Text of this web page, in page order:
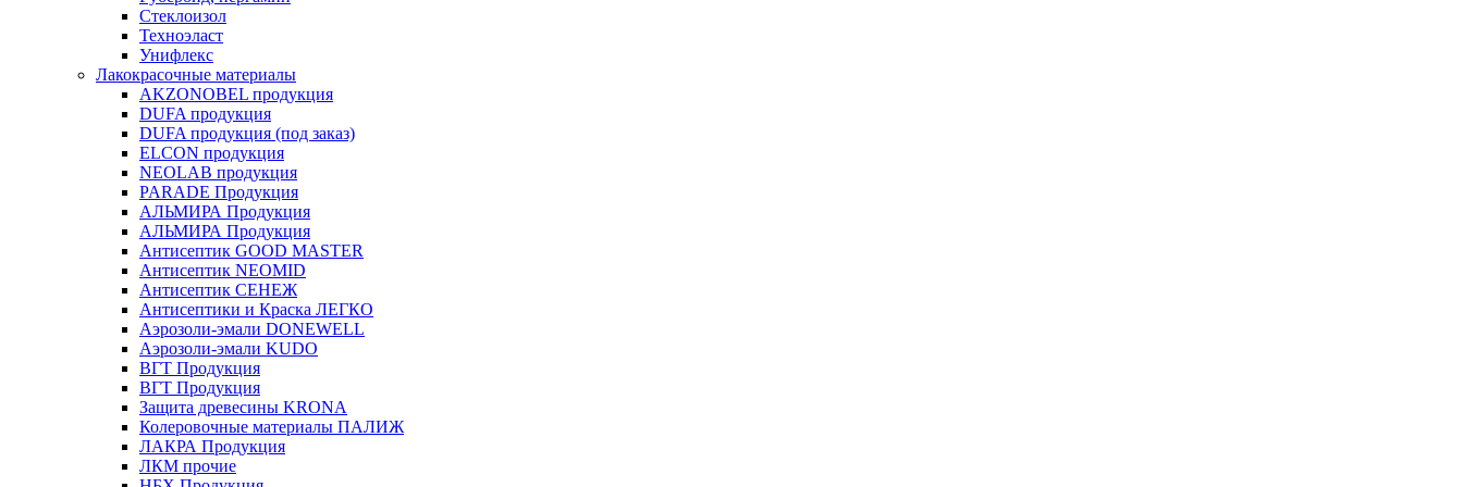
Стеклоизол
Техноэласт
Унифлекс
Лакокрасочные материалы
AKZONOBEL продукция
DUFA продукция
DUFA продукция (под заказ)
ELCON продукция
NEOLAB продукция
PARADE Продукция
АЛЬМИРА Продукция
АЛЬМИРА Продукция
Антисептик GOOD MASTER
Антисептик NEOMID
Антисептик СЕНЕЖ
Антисептики и Краска ЛЕГКО
Аэрозоли-эмали DONEWELL
Аэрозоли-эмали KUDO
ВГТ Продукция
ВГТ Продукция
Защита древесины KRONA
Колеровочные материалы ПАЛИЖ
ЛАКРА Продукция
ЛКМ прочие